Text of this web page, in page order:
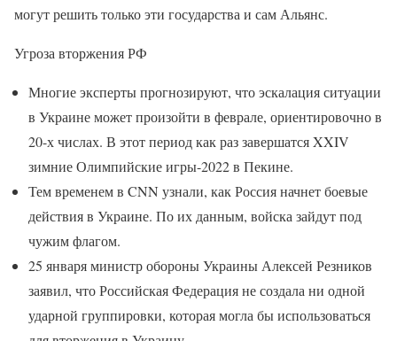
могут решить только эти государства и сам Альянс.
Угроза вторжения РФ
Многие эксперты прогнозируют, что эскалация ситуации
в Украине может произойти в феврале, ориентировочно в
20-х числах. В этот период как раз завершатся XXIV
зимние Олимпийские игры-2022 в Пекине.
Тем временем в CNN узнали, как Россия начнет боевые
действия в Украине. По их данным, войска зайдут под
чужим флагом.
25 января министр обороны Украины Алексей Резников
заявил, что Российская Федерация не создала ни одной
ударной группировки, которая могла бы использоваться